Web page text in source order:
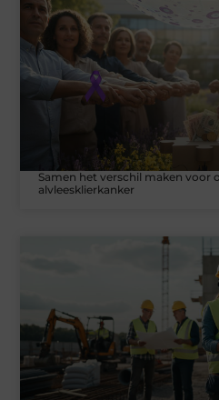
Samen het verschil maken voor
alvleesklierkanker